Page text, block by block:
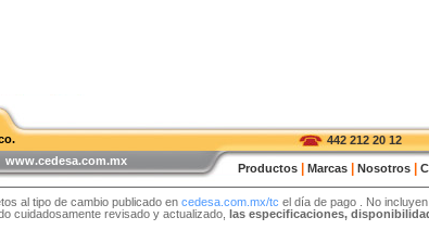
www.cedesa.com.mx
442 212 20 12
Productos Marcas Nosotros
al tipo de cambio publicado en cedesa.com.mx/tc el día de pago . No
cuidadosamente revisado y actualizado, las especificaciones,